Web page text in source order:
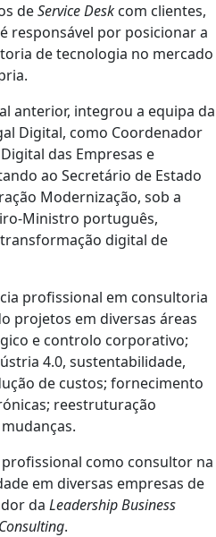
deService Desk com clientes,
responsável por posicionar a
de tecnologia no mercado
anterior, integrou a equipa da
Digital, como Coordenador
das Empresas e
ao Secretário de Estado
Modernização, sob a
Ministro português,
digital de
profissional em consultoria
projetos em diversas áreas
e controlo corporativo;
4.0, sustentabilidade,
de custos; fornecimento
reestruturação
como consultor na
em diversas empresas de
da Leadership Business
Consulting.